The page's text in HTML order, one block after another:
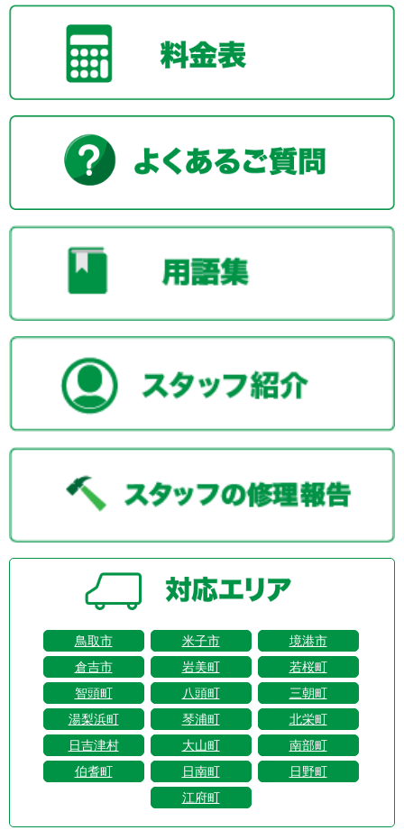
鳥取市 米子市
境港市
倉吉市
岩美町
若桜町
智頭町
八頭町
三朝町
湯梨浜町
琴浦町
北栄町
日吉津村
大山町
南部町
伯耆町
日南町
日野町
江府町